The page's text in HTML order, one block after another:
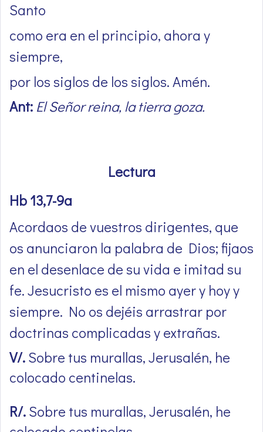
Santo
como era en el principio, ahora y
siempre,
por los siglos de los siglos. Amén.
Ant: El Señor reina, la tierra goza.
Lectura
Hb 13,7-9a
Acordaos de vuestros dirigentes, que
os anunciaron la palabra de Dios; fijaos
en el desenlace de su vida e imitad su
fe. Jesucristo es el mismo ayer y hoy y
siempre. No os dejéis arrastrar por
doctrinas complicadas y extrañas.
V/.Sobre tus murallas, Jerusalén, he
colocado centinelas.
R/.Sobre tus murallas, Jerusalén, he